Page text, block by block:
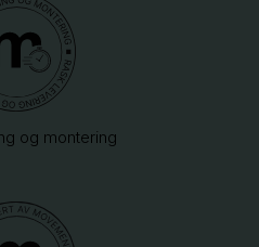
og montering